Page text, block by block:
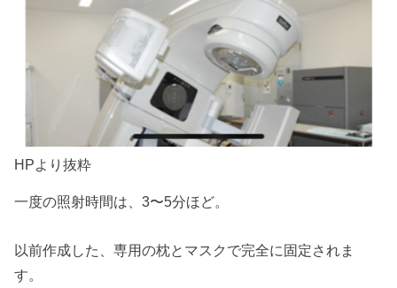
HPより抜粋
一度の照射時間は、3〜5分ほど。
以前作成した、専用の枕とマスクで完全に固定されま
す。